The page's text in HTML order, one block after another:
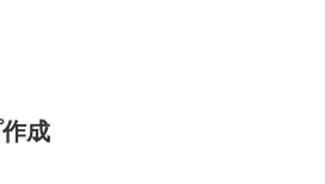
成